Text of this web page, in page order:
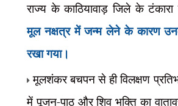
राज्य के काठियावाड़ जिले के
मूल नक्षत्र में जन्म लेने के कारण
रखा गया।
मूलशंकर बचपन से ही विलक्षण
में पूजन-पाठ और शिव भक्ति का